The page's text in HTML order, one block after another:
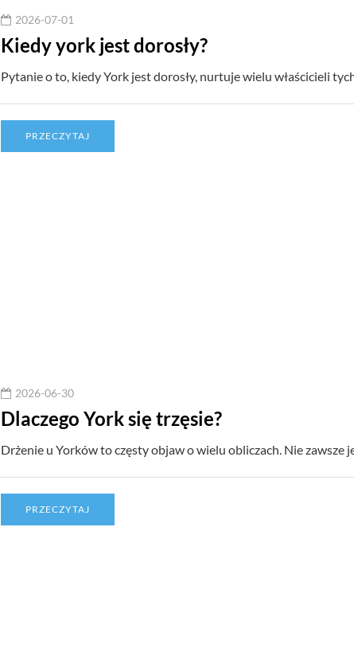
2026-07-01
Kiedy york jest dorosły?
Pytanie o to, kiedy York jest dorosły, nurtuje wielu właścicieli
PRZECZYTAJ
2026-06-30
Dlaczego York się trzęsie?
Drżenie u Yorków to częsty objaw o wielu obliczach. Nie zawsze
PRZECZYTAJ